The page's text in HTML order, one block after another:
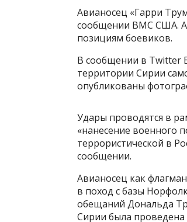
Авианосец «Гарри
сообщении ВМС США.
позициям боевиков.
В сообщении в Twitter
территории Сирии
опубликованы
Удары проводятся в
«нанесение военного
террористической в
сообщении.
Авианосец как
в поход с базы
обещаний Дональда
Сирии была